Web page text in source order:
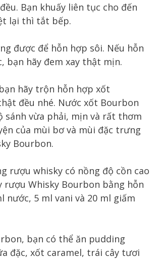
Bạn khuấy liên tục cho đến
lại thì tắt bếp.
được để hỗn hợp sôi. Nếu hỗn
bạn hãy đem xay thật mịn.
hãy trộn hỗn hợp xốt
đều nhé. Nước xốt Bourbon
sánh vừa phải, mịn và rất thơm
của mùi bơ và mùi đặc trưng
Bourbon.
rượu whisky có nồng độ cồn cao
rượu Whisky Bourbon bằng hỗn
nước, 5 ml vani và 20 ml giấm
bạn có thể ăn pudding
đặc, xốt caramel, trái cây tươi